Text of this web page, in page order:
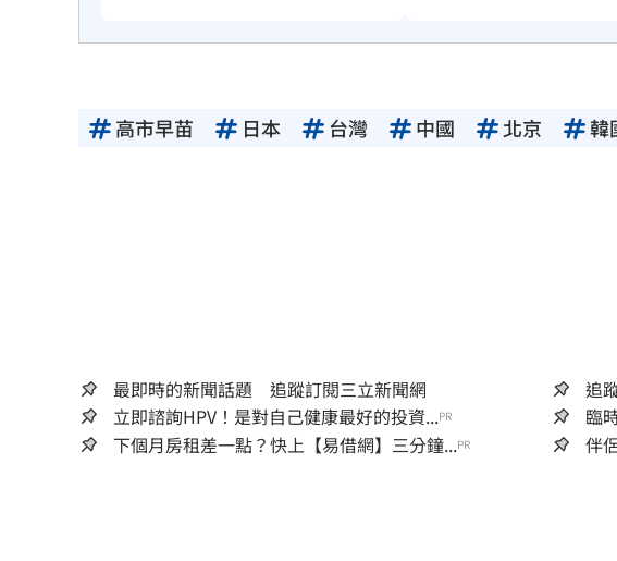
高市早苗 日本 台灣 中國 北京 韓
最即時的新聞話題 追蹤訂閱三立新聞網
追
立即諮詢HPV！是對自己健康最好的投資...PR 臨
下個月房租差一點？快上【易借網】三分鐘...PR 伴